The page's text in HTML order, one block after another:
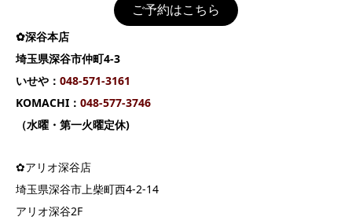
ご予約はこちら
✿深谷本店
埼玉県深谷市仲町4-3
いせや： 048-571-3161
KOMACHI： 048-577-3746
（水曜・第一火曜定休)
✿アリオ深谷店
埼玉県深谷市上柴町西4-2-14
アリオ深谷2F